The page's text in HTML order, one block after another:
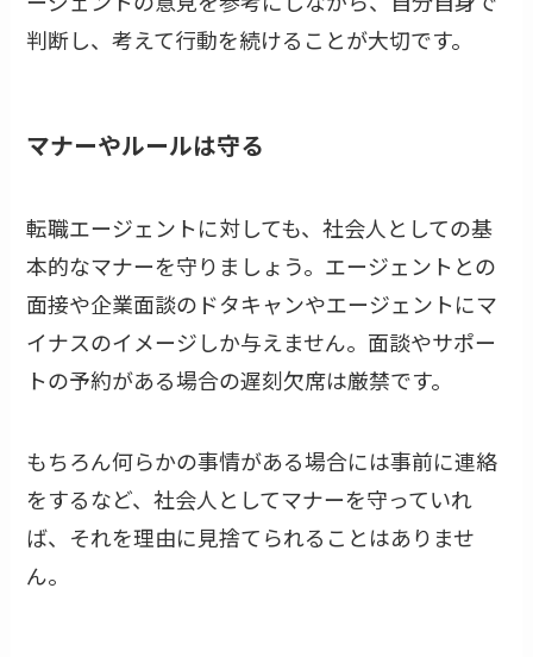
判断し、考えて行動を続けることが大切です。
マナーやルールは守る
転職エージェントに対しても、社会人としての基
本的なマナーを守りましょう。エージェントとの
面接や企業面談のドタキャンやエージェントにマ
イナスのイメージしか与えません。面談やサポー
トの予約がある場合の遅刻欠席は厳禁です。
もちろん何らかの事情がある場合には事前に連絡
をするなど、社会人としてマナーを守っていれ
ば、それを理由に見捨てられることはありませ
ん。